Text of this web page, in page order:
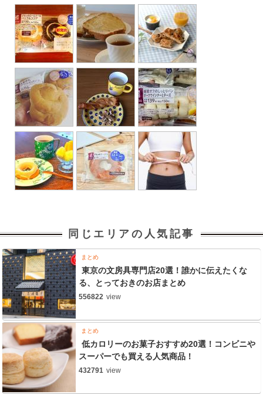
同じエリアの人気記事
まとめ
東京の文房具専門店20選！誰かに伝えたくな
る、とっておきのお店まとめ
556822 view
まとめ
低カロリーのお菓子おすすめ20選！コンビニや
スーパーでも買える人気商品！
432791 view